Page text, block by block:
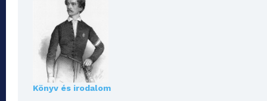
Könyv és irodalom